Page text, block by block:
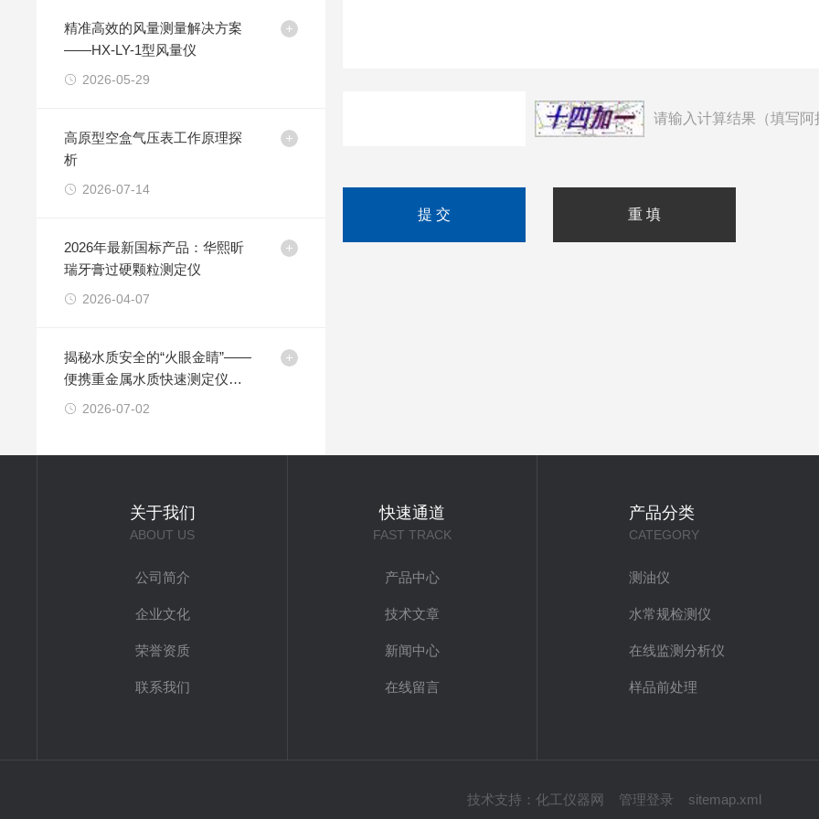
精准高效的风量测量解决方案
——HX-LY-1型风量仪
2026-05-29
高原型空盒气压表工作原理探
析
2026-07-14
2026年最新国标产品：华熙昕
瑞牙膏过硬颗粒测定仪
2026-04-07
揭秘水质安全的“火眼金睛”——
便携重金属水质快速测定仪工
作原理2026-07-02
请输入计算结果（填写
关于我们
ABOUT US
公司简介
企业文化
荣誉资质
联系我们
快速通道
FAST TRACK
产品中心
技术文章
新闻中心
在线留言
产品分类
CATEGORY
测油仪
水常规检测仪
在线监测分析仪
样品前处理
技术支持： 化工仪器网 管理登录 sitemap.xml